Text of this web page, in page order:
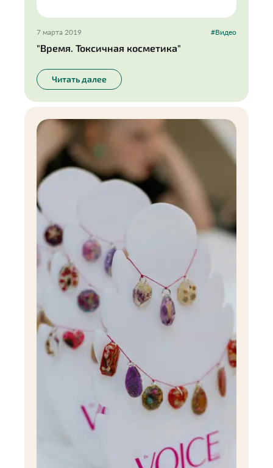
7 марта 2019 #Видео
"Время. Токсичная косметика"
Читать далее